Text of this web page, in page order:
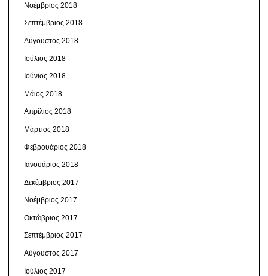
Νοέμβριος 2018
Σεπτέμβριος 2018
Αύγουστος 2018
Ιούλιος 2018
Ιούνιος 2018
Μάιος 2018
Απρίλιος 2018
Μάρτιος 2018
Φεβρουάριος 2018
Ιανουάριος 2018
Δεκέμβριος 2017
Νοέμβριος 2017
Οκτώβριος 2017
Σεπτέμβριος 2017
Αύγουστος 2017
Ιούλιος 2017